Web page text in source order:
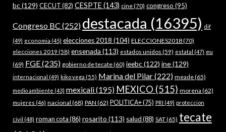
bc(129) CECUT(82) CESPTE (143) cine(70) congreso (95)
Congreso BC (252) destacada (16395) dif
(49) economia (45) elecciones 2018 (104) ELECCIONES2018(70)
elecciones 2019 (58) ensenada (113) estados unidos (59) estatal (47) eu
(69) FGE(235) gobierno de tecate(60) ieebc(122) ine(129)
internacional (49) kiko vega (55) Marina del Pilar(222) meade(65)
medio ambiente (43) mexicali(195) MEXICO (515) morena (62)
mujeres (46) nacional (68) PAN (62) POLITICA+(75) PRI (49) proteccion
civil (48) roman cota(86) rosarito (113) salud(88) SAT(65) tecate